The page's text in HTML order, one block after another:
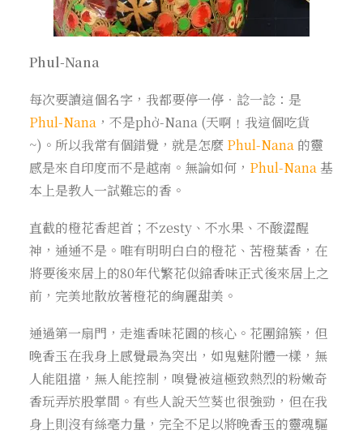
Phul-Nana
每次要讀這個名字，我都要停一停‧諗一諗：是
Phul-Nana ，不是phở-Nana (天啊﹗我這個吃貨
~)。所以我常有個錯覺，就是怎麼 Phul-Nana 的靈
感是來自印度而不是越南。無論如何， Phul-Nana 基
本上是教人一試難忘的香。
直截的橙花香起首；不zesty、不水果、不酸澀醒
神，通通不是。唯有明明白白的橙花、苦橙葉香，在
將要後來居上的80年代繁花似錦香味正式後來居上之
前，完美地散放著橙花的絢麗甜美。
通過第一扇門，走進香味花園的核心。花團錦簇，但
晚香玉在我身上感覺最為突出，如鬼魅附體一樣，無
人能阻擋，無人能控制，嗅覺被這極致熱烈的粉嫩奇
香玩弄於股掌間。有些人說天竺葵也很強勁，但在我
身上則沒有絲毫力量，完全不足以將晚香玉的靈魂驅